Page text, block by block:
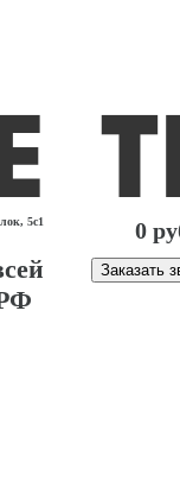
5с1
0
Заказать